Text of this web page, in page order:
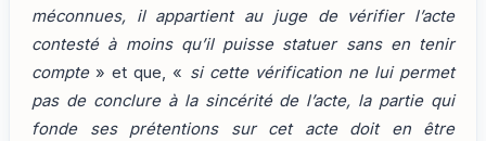
méconnues, il appartient au juge de vérifier l’acte
contesté à moins qu’il puisse statuer sans en tenir
compte» et que, « si cette vérification ne lui permet
pas de conclure à la sincérité de l’acte, la partie qui
fonde ses prétentions sur cet acte doit en être